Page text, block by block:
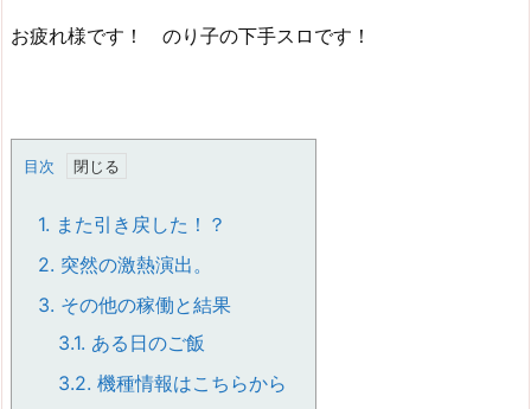
お疲れ様です！ のり子の下手スロです！
目次
1. また引き戻した！？
2. 突然の激熱演出。
3. その他の稼働と結果
3.1. ある日のご飯
3.2. 機種情報はこちらから